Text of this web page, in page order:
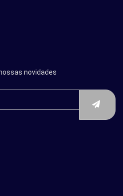
novidades